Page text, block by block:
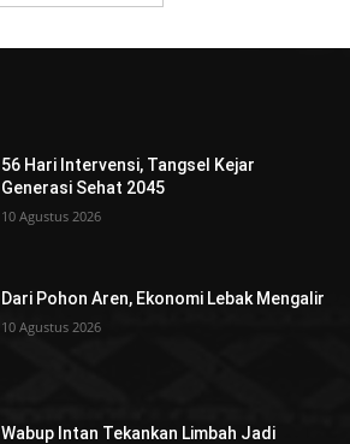
56 Hari Intervensi, Tangsel Kejar
Generasi Sehat 2045
10 Agustus 2026
Dari Pohon Aren, Ekonomi Lebak Mengalir
10 Agustus 2026
Wabup Intan Tekankan Limbah Jadi